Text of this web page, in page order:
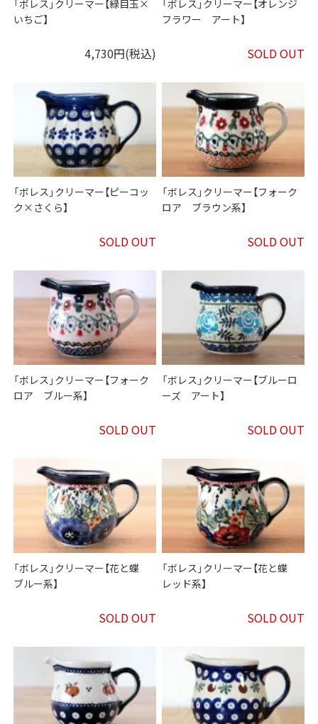
「ボレス」クリーマー【緑目玉×
いちご】
4,730円(税込)
「ボレス」クリーマー【オレンジ
フラワー アート】
SOLD OUT
「ボレス」クリーマー【ピーコッ
ク×さくら】
SOLD OUT
「ボレス」クリーマー【フォーク
ロア ブラウン系】
SOLD OUT
「ボレス」クリーマー【フォーク
ロア ブルー系】
SOLD OUT
「ボレス」クリーマー【ブルーロ
ーズ アート】
SOLD OUT
「ボレス」クリーマー【花と蝶
ブルー系】
SOLD OUT
「ボレス」クリーマー【花と蝶
レッド系】
SOLD OUT